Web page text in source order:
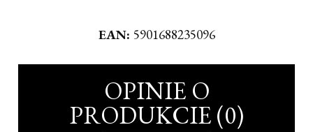
EAN: 5901688235096
OPINIE O
PRODUKCIE (0)